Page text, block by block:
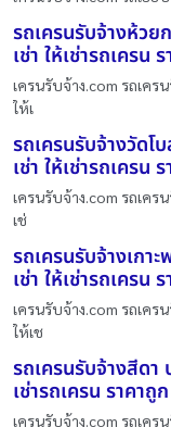
รถเครนรับจ้างห้วย
เช่า ให้เช่ารถเครน
เครนรับจ้าง.com รถเคร
ให้เ
รถเครนรับจ้างวัดโ
เช่า ให้เช่ารถเครน
เครนรับจ้าง.com รถเคร
เช่
รถเครนรับจ้างเกา
เช่า ให้เช่ารถเครน
เครนรับจ้าง.com รถเคร
ให้เช
รถเครนรับจ้างสีดา
เช่ารถเครน ราคาถูก
เครนรับจ้าง.com รถเคร